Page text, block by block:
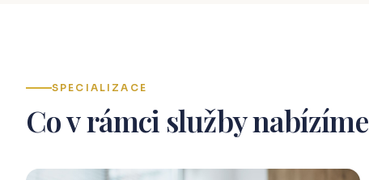
SPECIALIZACE
Co v rámci služby nabízíme